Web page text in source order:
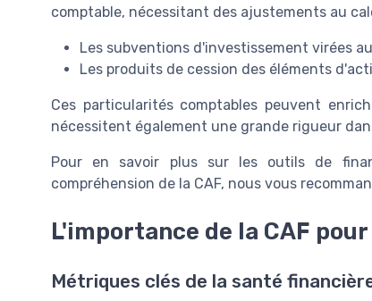
comptable, nécessitant des ajustements au
Les subventions d'investissement virées
Les produits de cession des éléments
Ces particularités comptables peuvent
nécessitent également une grande rigueur
Pour en savoir plus sur les outils de
compréhension de la CAF, nous vous
L'importance de la CAF
Métriques clés de la santé